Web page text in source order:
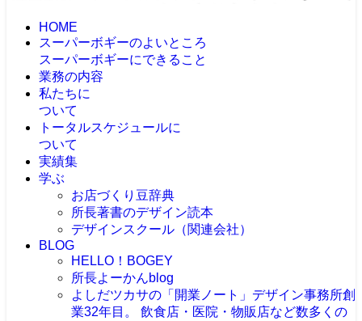
HOME
スーパーボギーのよいところ
スーパーボギーにできること
業務の内容
私たちに
ついて
トータルスケジュールに
ついて
実績集
学ぶ
お店づくり豆辞典
所長著書のデザイン読本
デザインスクール（関連会社）
BLOG
HELLO！BOGEY
所長よーかんblog
よしだツカサの「開業ノート」 デザイン事務所創
業32年目。 飲食店・医院・物販店など数多くの